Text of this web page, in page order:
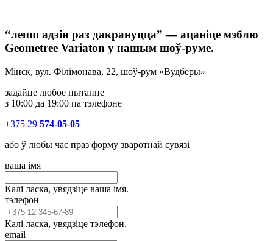
“лепш адзін раз дакрануцца” — ацаніце мэблю
Geometree Variaton у нашым шоў-руме.
Мінск, вул. Філімонава, 22, шоў-рум «Вудберы»
задайце любое пытанне
з 10:00 да 19:00 па тэлефоне
+375 29 574-05-05
або ў любы час праз форму зваротнай сувязі
ваша імя
Калі ласка, увядзіце ваша імя.
тэлефон
Калі ласка, увядзіце тэлефон.
email